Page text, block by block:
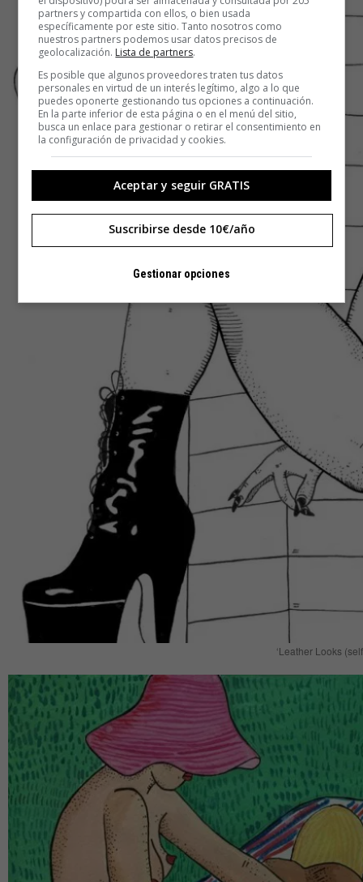
‘Leather Looks
partners y compartida con ellos, o bien usada
específicamente por este sitio. Tanto nosotros como
nuestros partners podemos usar datos precisos de
geolocalización. Lista de partners.
Es posible que algunos proveedores traten tus datos
personales en virtud de un interés legítimo, algo a lo que
puedes oponerte gestionando tus opciones a continuación.
En la parte inferior de esta página o en el menú del sitio,
busca un enlace para gestionar o retirar el consentimiento en
la configuración de privacidad y cookies.
Aceptar y seguir GRATIS
Suscribirse desde 10€/año
Gestionar opciones